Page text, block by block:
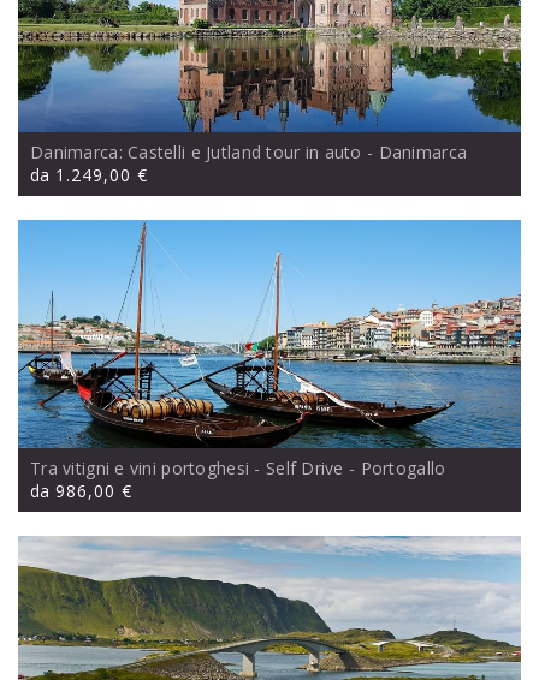
Danimarca: Castelli e Jutland tour in auto - Danimarca
da 1.249,00 €
Tra vitigni e vini portoghesi - Self Drive - Portogallo
da 986,00 €